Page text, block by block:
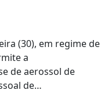
(30), em regime de
a
de aerossol de
de…